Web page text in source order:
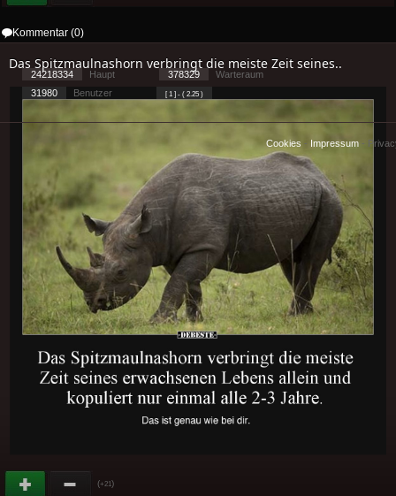
Kommentar (0)
Das Spitzmaulnashorn verbringt die meiste Zeit seines..
(+21)
24218334 Haupt 378329
Warteraum
31980
Benutzer [ 1 ] - ( 2.25 )
Cookies - Impressum -